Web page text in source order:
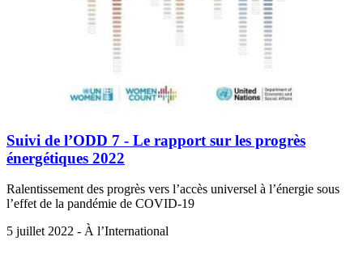
Suivi de l’ODD 7 - Le rapport sur les progrès
énergétiques 2022
Ralentissement des progrès vers l’accès universel à l’énergie sous
l’effet de la pandémie de COVID-19
5 juillet 2022 - À l’International